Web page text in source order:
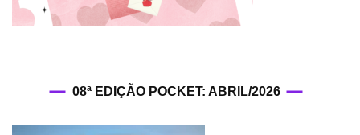
08ª EDIÇÃO POCKET: ABRIL/2026